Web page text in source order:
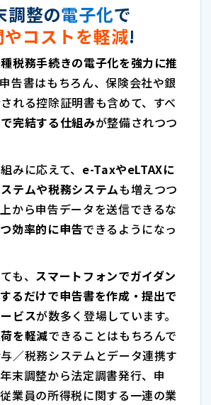
調整の電子化で
やコストを軽減!
税務手続きの電子化を強力に推
告書はもちろん、保険会社や銀
れる控除証明書も含めて、すべ
完結する仕組みが整備されつつ
みに応えて、 e-TaxやeLTAXに
テムや税務システムも増えつつ
から申告データを送信できるな
効率的に申告できるようになっ
も、 スマートフォンでガイダン
るだけで申告書を作成・提出で
ビスが数多く登場しています。
を軽減できることはもちろんで
／税務システムとデータ連携す
末調整から法定調書発行、申
業員の所得税に関する一連の業